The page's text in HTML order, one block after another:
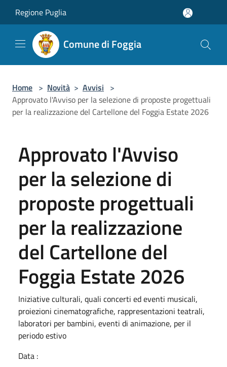
Regione Puglia
Comune di Foggia
Home > Novità > Avvisi >
Approvato l'Avviso per la selezione di proposte progettuali
per la realizzazione del Cartellone del Foggia Estate 2026
Approvato l'Avviso
per la selezione di
proposte progettuali
per la realizzazione
del Cartellone del
Foggia Estate 2026
Iniziative culturali, quali concerti ed eventi musicali,
proiezioni cinematografiche, rappresentazioni teatrali,
laboratori per bambini, eventi di animazione, per il
periodo estivo
Data :